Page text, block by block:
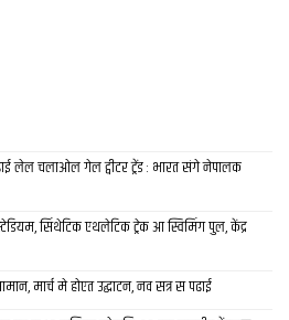
लेल चलाओल गेल ट्वीटर ट्रेंड : भारत संगे नेपालक
सिंथेटिक एथलेटिक ट्रेक आ स्विमिंग पुल, केंद्र
मार्च मे होएत उद्घाटन, नव सत्र स पढाई